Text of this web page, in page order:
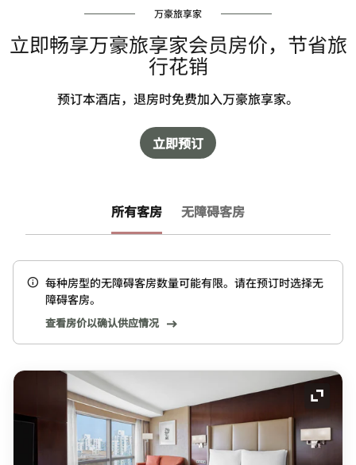
万豪旅享家
立即畅享万豪旅享家会员房价，节省旅
行花销
预订本酒店，退房时免费加入万豪旅享家。
立即预订
所有客房 无障碍客房
每种房型的无障碍客房数量可能有限。请在预订时选择无
障碍客房。
查看房价以确认供应情况
展开